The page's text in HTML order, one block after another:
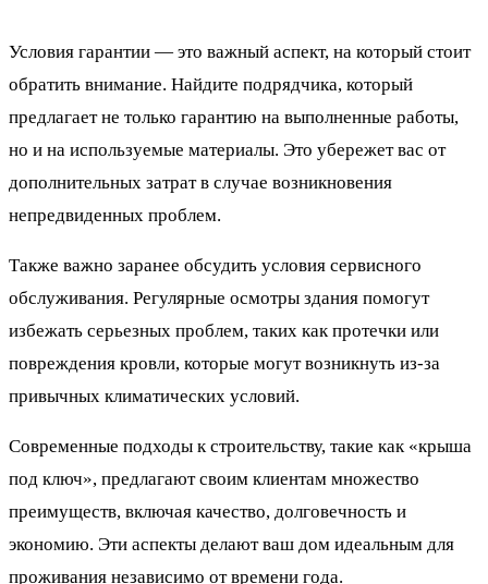
Условия гарантии — это важный аспект, на который стоит
обратить внимание. Найдите подрядчика, который
предлагает не только гарантию на выполненные работы,
но и на используемые материалы. Это убережет вас от
дополнительных затрат в случае возникновения
непредвиденных проблем.
Также важно заранее обсудить условия сервисного
обслуживания. Регулярные осмотры здания помогут
избежать серьезных проблем, таких как протечки или
повреждения кровли, которые могут возникнуть из-за
привычных климатических условий.
Современные подходы к строительству, такие как «крыша
под ключ», предлагают своим клиентам множество
преимуществ, включая качество, долговечность и
экономию. Эти аспекты делают ваш дом идеальным для
проживания независимо от времени года.